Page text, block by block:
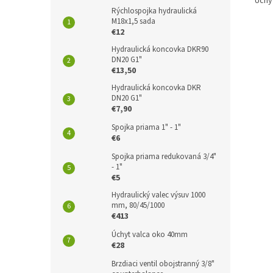
Rýchlospojka hydraulická
M18x1,5 sada
€12
Hydraulická koncovka DKR90
DN20 G1"
€13,50
Hydraulická koncovka DKR
DN20 G1"
€7,90
Spojka priama 1" - 1"
€6
Spojka priama redukovaná 3/4"
- 1"
€5
Hydraulický valec výsuv 1000
mm, 80/45/1000
€413
Úchyt valca oko 40mm
€28
Brzdiaci ventil obojstranný 3/8"